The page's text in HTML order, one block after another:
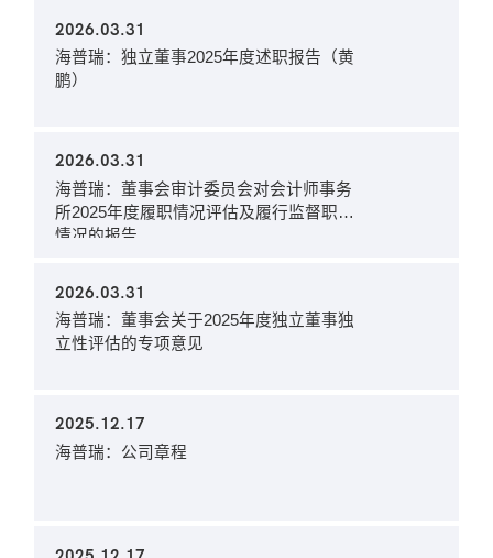
2026.03.31
海普瑞：独立董事2025年度述职报告（黄
鹏）
2026.03.31
海普瑞：董事会审计委员会对会计师事务
所2025年度履职情况评估及履行监督职责
情况的报告
2026.03.31
海普瑞：董事会关于2025年度独立董事独
立性评估的专项意见
2025.12.17
海普瑞：公司章程